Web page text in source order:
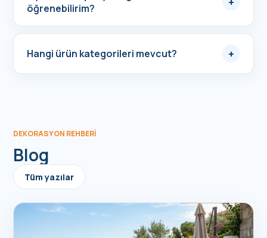
öğrenebilirim?
Hangi ürün kategorileri mevcut? +
DEKORASYON REHBERI
Blog
Tüm yazılar